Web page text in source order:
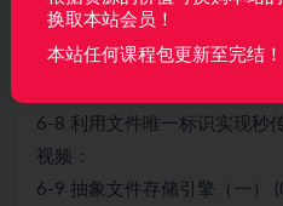
视频：
6-7 利用文件唯一标识实现秒
6-8 利用文件唯一标识实现秒
视频：
6-9 抽象文件存储引擎（一）
换取本站会员！
本站任何课程包更新至完结！